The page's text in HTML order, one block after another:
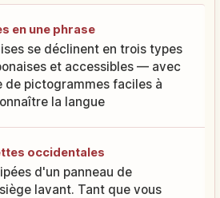
en une phrase
se déclinent en trois types
et accessibles — avec
de pictogrammes faciles à
la langue
occidentales
d'un panneau de
lavant. Tant que vous